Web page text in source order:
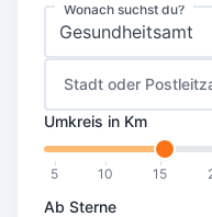
Wonach suchst du?
Stadt oder
Umkreis in Km
5 10 15
Ab Sterne